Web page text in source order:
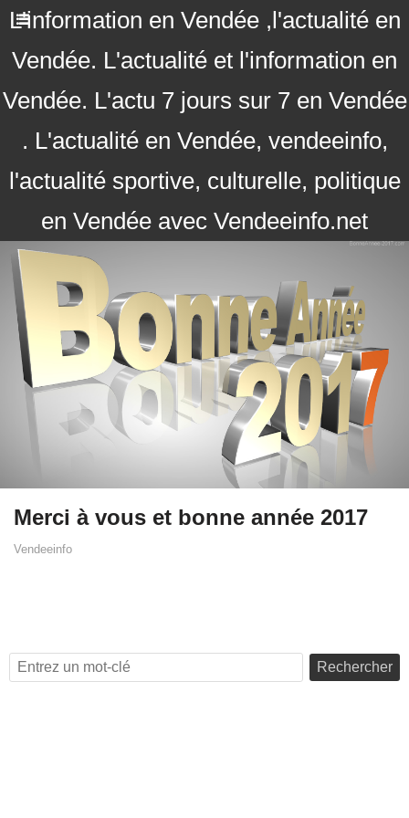
L'information en Vendée ,l'actualité en
Vendée. L'actualité et l'information en
Vendée. L'actu 7 jours sur 7 en Vendée
. L'actualité en Vendée, vendeeinfo,
l'actualité sportive, culturelle, politique
en Vendée avec Vendeeinfo.net
Merci à vous et bonne année 2017
Vendeeinfo
Rechercher